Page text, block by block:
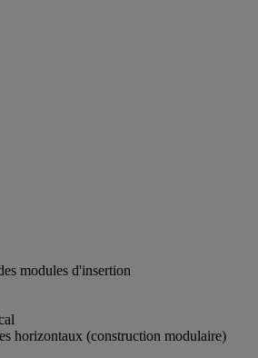
modules d'insertion
horizontaux (construction modulaire)